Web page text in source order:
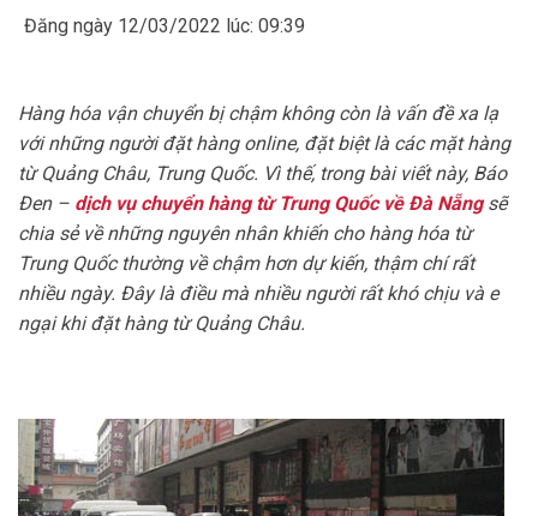
Đăng ngày 12/03/2022 lúc: 09:39
Hàng hóa vận chuyển bị chậm không còn là vấn đề xa lạ
với những người đặt hàng online, đặt biệt là các mặt hàng
từ Quảng Châu, Trung Quốc. Vì thế, trong bài viết này, Báo
Đen – dịch vụ chuyển hàng từ Trung Quốc về Đà Nẵngsẽ
chia sẻ về những nguyên nhân khiến cho hàng hóa từ
Trung Quốc thường về chậm hơn dự kiến, thậm chí rất
nhiều ngày. Đây là điều mà nhiều người rất khó chịu và e
ngại khi đặt hàng từ Quảng Châu.